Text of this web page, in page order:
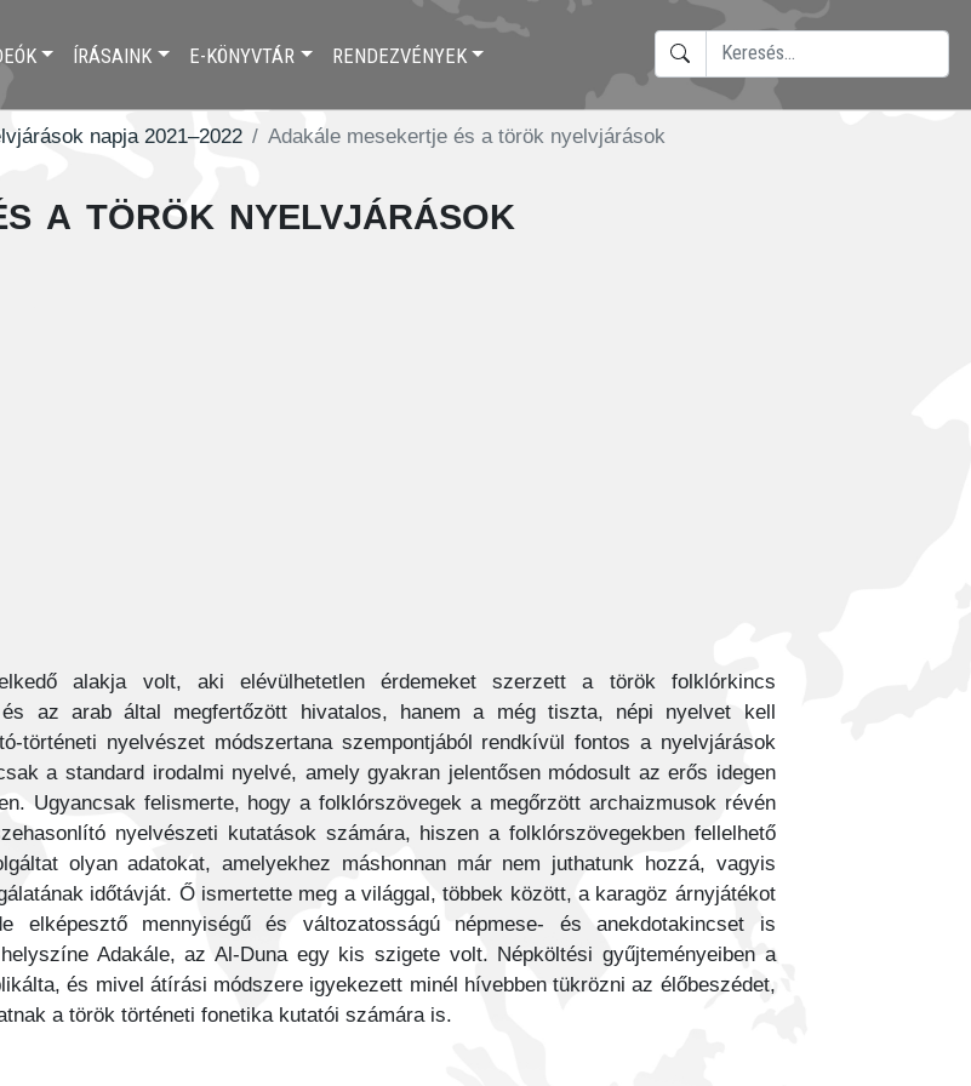
ÍRÁSAINK E-KÖNYVTÁR RENDEZVÉNYEK KERESÉS
napja 2021–2022 Adakále mesekertje és a török nyelvjárások
a török nyelvjárások
alakja volt, aki elévülhetetlen érdemeket szerzett a török folklórkincs
az arab által megfertőzött hivatalos, hanem a még tiszta, népi nyelvet kell
történeti nyelvészet módszertana szempontjából rendkívül fontos a nyelvjárások
a standard irodalmi nyelvé, amely gyakran jelentősen módosult az erős idegen
Ugyancsak felismerte, hogy a folklórszövegek a megőrzött archaizmusok révén
nyelvészeti kutatások számára, hiszen a folklórszövegekben fellelhető
olyan adatokat, amelyekhez máshonnan már nem juthatunk hozzá, vagyis
időtávját. Ő ismertette meg a világgal, többek között, a karagöz árnyjátékot
mennyiségű és változatosságú népmese- és anekdotakincset is
Adakále, az Al-Duna egy kis szigete volt. Népköltési gyűjteményeiben a
és mivel átírási módszere igyekezett minél hívebben tükrözni az élőbeszédet,
a török történeti fonetika kutatói számára is.